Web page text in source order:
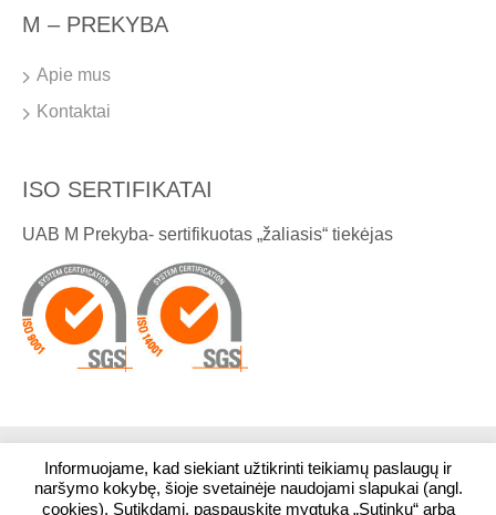
M – PREKYBA
Apie mus
Kontaktai
ISO SERTIFIKATAI
UAB M Prekyba- sertifikuotas „žaliasis“ tiekėjas
© 2026. Visos teisės saugomos. UAB M Prekyba
Informuojame, kad siekiant užtikrinti teikiamų paslaugų ir
naršymo kokybę, šioje svetainėje naudojami slapukai (angl.
cookies). Sutikdami, paspauskite mygtuką „Sutinku“ arba